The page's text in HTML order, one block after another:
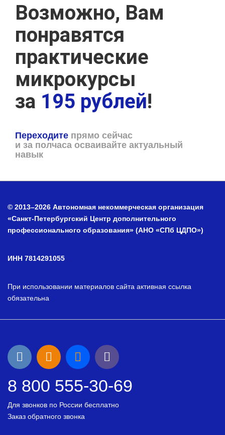
Возможно, Вам
понравятся
практические
микрокурсы
за 195 рублей!
Переходите прямо сейчас
и за полчаса осваивайте актуальный
навык
© 2013–2026 Автономная некоммерческая организация
«Санкт-Петербургский Центр дополнительного
профессионального образования» (АНО «СПб ЦДПО»)
ИНН 7814291055
При использовании материалов сайта активная ссылка
обязательна
8 800 555-30-69
Для звонков по России бесплатно
Заказ обратного звонка